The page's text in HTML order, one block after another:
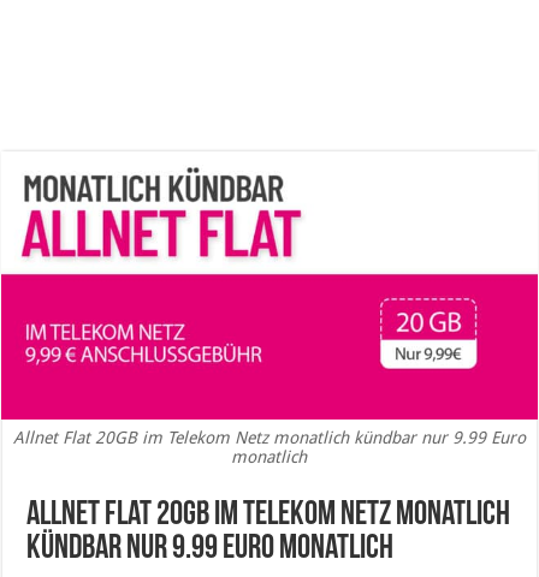
Allnet Flat 20GB im Telekom Netz monatlich kündbar nur 9.99 Euro
monatlich
Allnet Flat 20GB im Telekom Netz monatlich
kündbar nur 9.99 Euro monatlich